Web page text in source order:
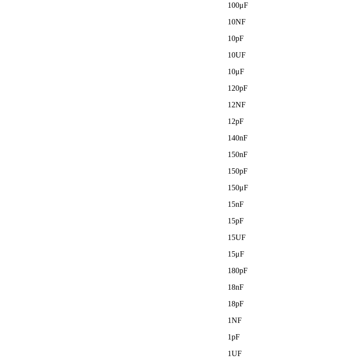
100μF
10NF
10pF
10UF
10μF
120pF
12NF
12pF
140nF
150nF
150pF
150μF
15nF
15pF
15UF
15μF
180pF
18nF
18pF
1NF
1pF
1UF